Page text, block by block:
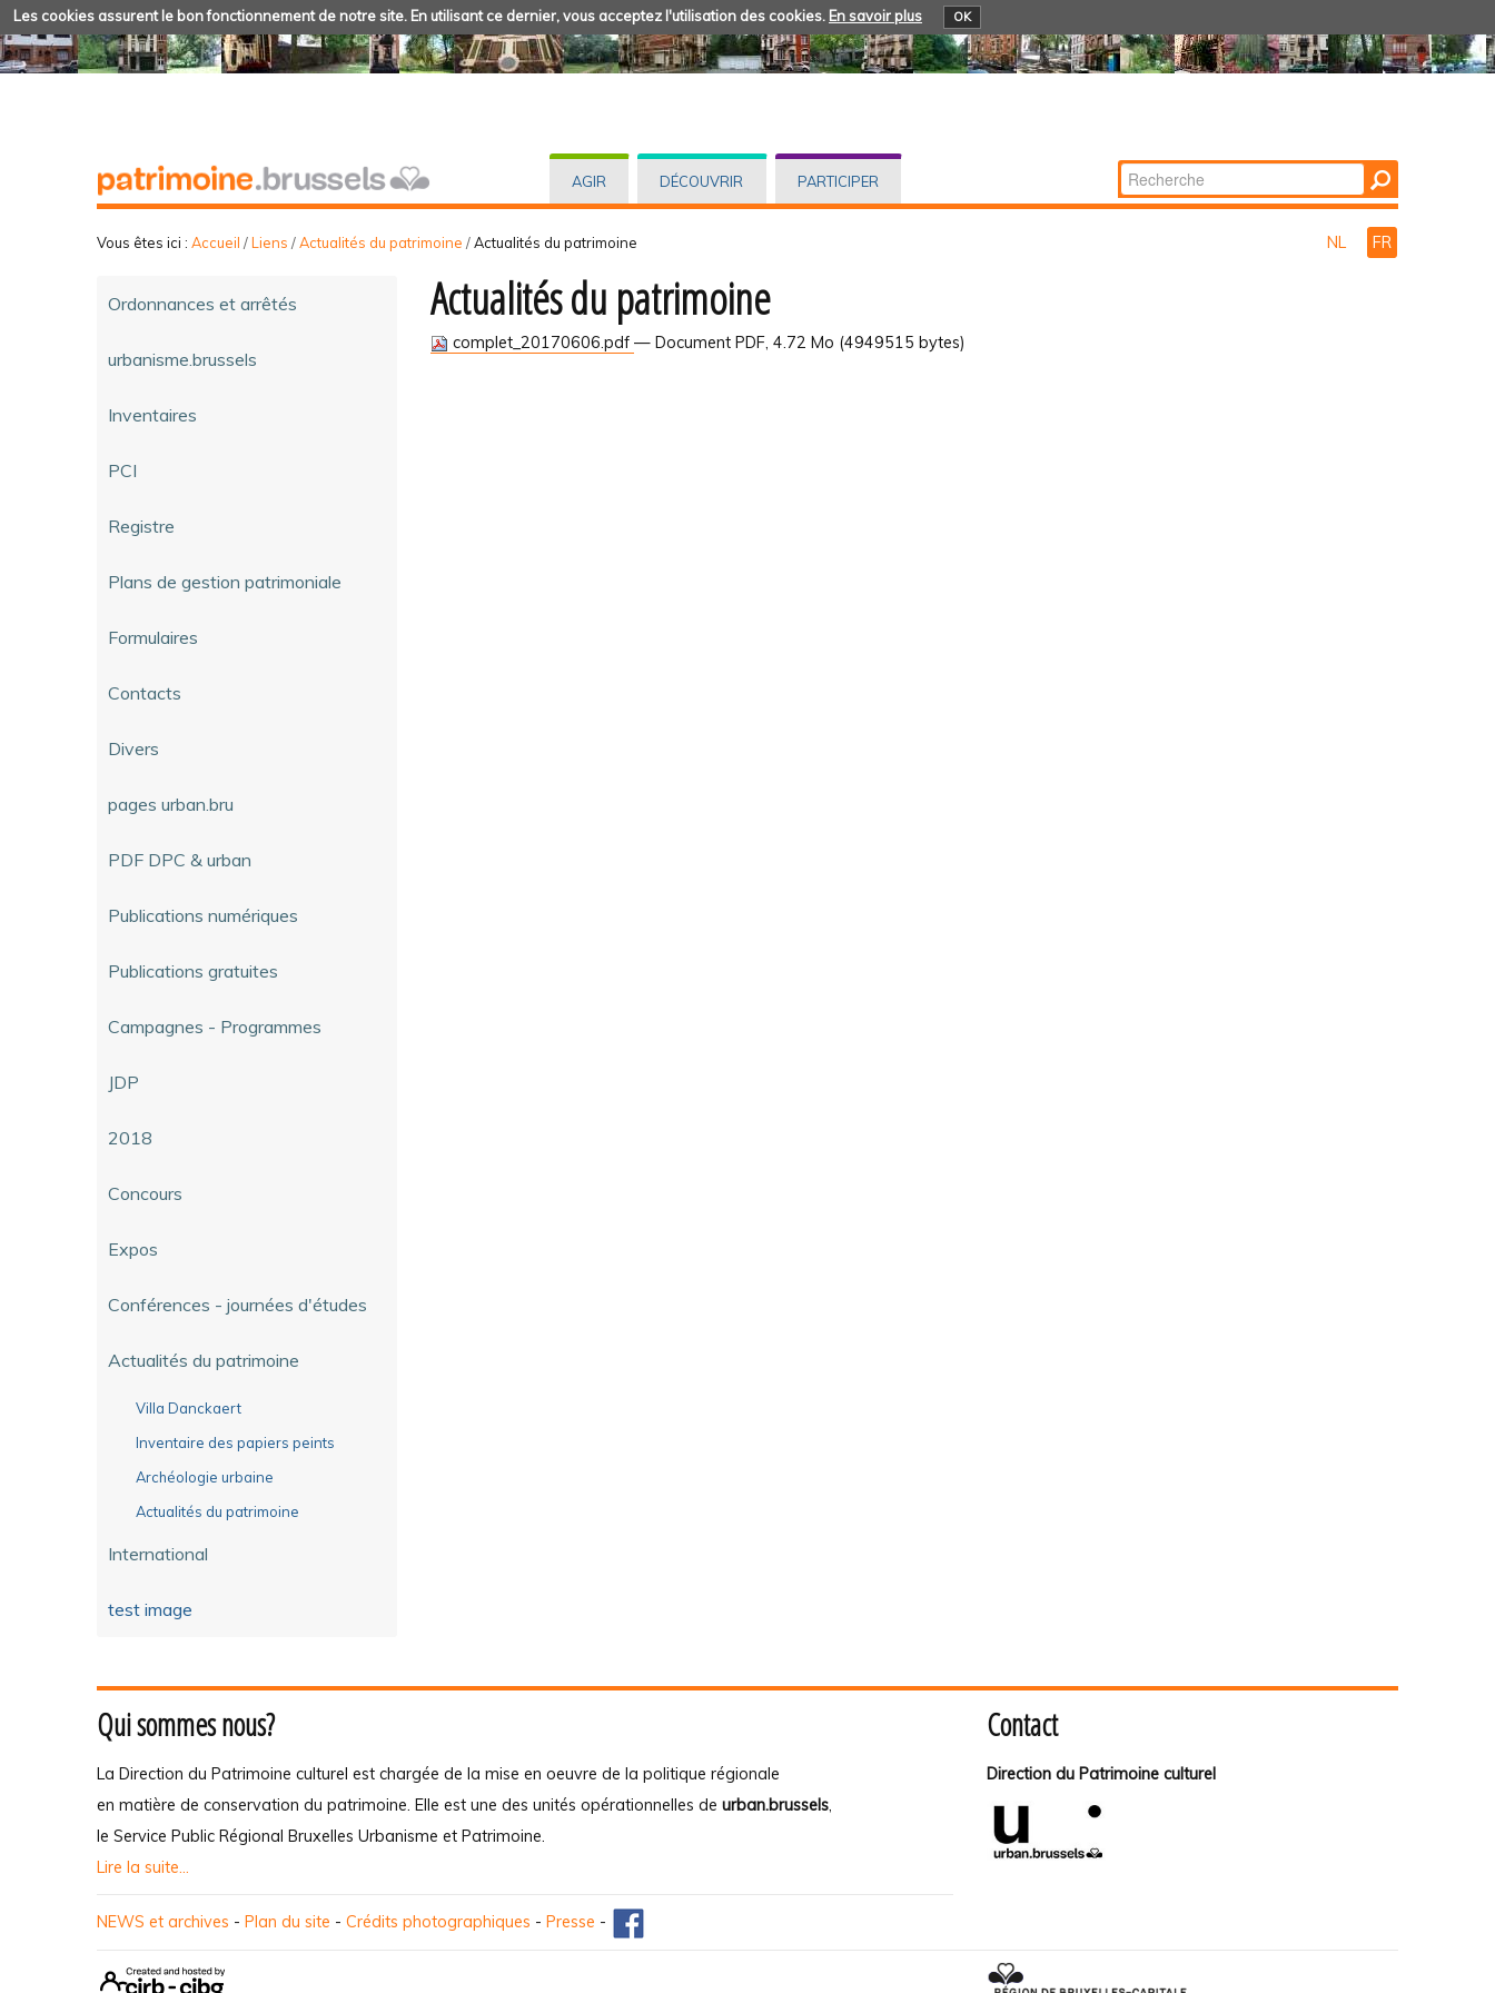
Les cookies assurent le bon fonctionnement de notre site. En utilisant ce dernier, vous acceptez l'utilisation des cookies. En savoir plus OK
AGIR DÉCOUVRIR PARTICIPER Chercher par
Recherche
Vous êtes ici : Accueil /Liens /Actualités du patrimoine /Actualités du patrimoine NL FR
Ordonnances et arrêtés
urbanisme.brussels
Inventaires
PCI
Registre
Plans de gestion patrimoniale
Formulaires
Contacts
Divers
pages urban.bru
PDF DPC & urban
Publications numériques
Publications gratuites
Campagnes - Programmes
JDP
2018
Concours
Expos
Conférences - journées d'études
Actualités du patrimoine
Villa Danckaert
Inventaire des papiers peints
Archéologie urbaine
Actualités du patrimoine
International
test image
Actualités du patrimoine
complet_20170606.pdf — Document PDF, 4.72 Mo (4949515 bytes)
Qui sommes nous?
La Direction du Patrimoine culturel est chargée de la mise en oeuvre de la politique régionale
en matière de conservation du patrimoine. Elle est une des unités opérationnelles de urban.brussels,
le Service Public Régional Bruxelles Urbanisme et Patrimoine.
Lire la suite...
Contact
Direction du Patrimoine culturel
NEWS et archives - Plan du site - Crédits photographiques - Presse -